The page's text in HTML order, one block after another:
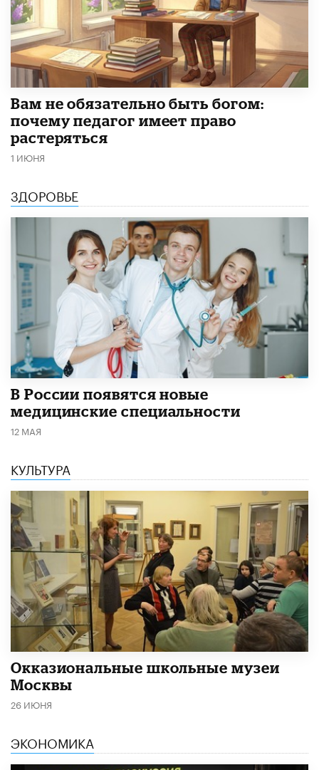
​Вам не обязательно быть богом:
почему педагог имеет право
растеряться
1 ИЮНЯ
ЗДОРОВЬЕ
В России появятся новые
медицинские специальности
12 МАЯ
КУЛЬТУРА
​Окказиональные школьные музеи
Москвы
26 ИЮНЯ
ЭКОНОМИКА